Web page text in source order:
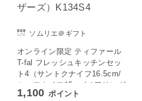
ソムリエ＠ギフト
オンライン限定 ティファール
T-fal フレッシュキッチンセッ
ト4（サントクナイフ16.5cm/
シェフナイフ15cm/ペアリング
ナイフ9cm/キッチンシザー
1,100 ポイント